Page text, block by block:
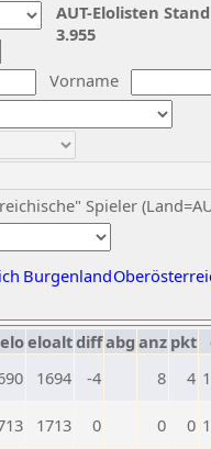
Vorname
Spieler
Burgenland
AUT-Elolisten
3.955
eloeloaltdiffabg anz pkt
1694 -4 8 4
1713 0 0 0